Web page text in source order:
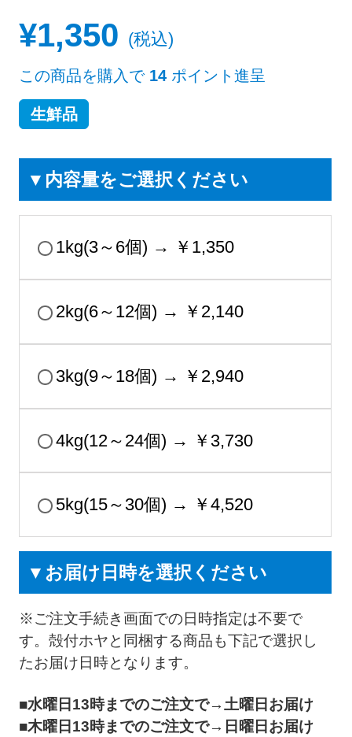
¥1,350 税込
この商品を購入で 14 ポイント進呈
生鮮品
▼内容量をご選択ください
1kg(3～6個) → ￥1,350
2kg(6～12個) → ￥2,140
3kg(9～18個) → ￥2,940
4kg(12～24個) → ￥3,730
5kg(15～30個) → ￥4,520
▼お届け日時を選択ください
※ご注文手続き画面での日時指定は不要で
す。殻付ホヤと同梱する商品も下記で選択し
たお届け日時となります。
■水曜日13時までのご注文で→土曜日お届け
■木曜日13時までのご注文で→日曜日お届け